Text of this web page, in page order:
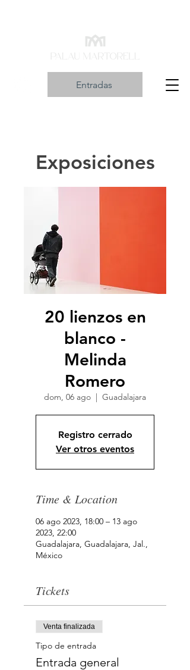
Entradas
Exposiciones
20 lienzos en
blanco -
Melinda
Romero
dom, 06 ago
  |
Guadalajara
Registro cerrado
Ver otros eventos
Time & Location
06 ago 2023, 18:00 – 13 ago
2023, 22:00
Guadalajara, Guadalajara, Jal.,
México
Tickets
Venta finalizada
Tipo de entrada
Entrada general